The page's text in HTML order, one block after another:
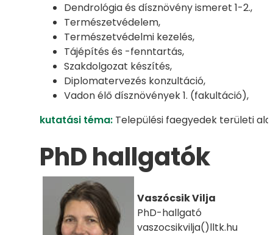
Dendrológia és dísznövény ismeret 1-2.,
Természetvédelem,
Természetvédelmi kezelés,
Tájépítés és -fenntartás,
Szakdolgozat készítés,
Diplomatervezés konzultáció,
Vadon élő dísznövények 1. (fakultáció),
kutatási téma: Települési faegyedek területi
PhD hallgatók
Vaszócsik Vilja
PhD-hallgató
vaszocsikvilja()lltk.hu